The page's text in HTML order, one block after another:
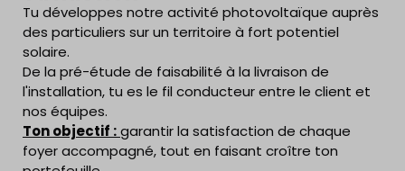
Tu développes notre activité photovoltaïque auprès
des particuliers sur un territoire à fort potentiel
solaire.
De la pré-étude de faisabilité à la livraison de
l'installation, tu es le fil conducteur entre le client et
nos équipes.
Ton objectif :garantir la satisfaction de chaque
foyer accompagné, tout en faisant croître ton